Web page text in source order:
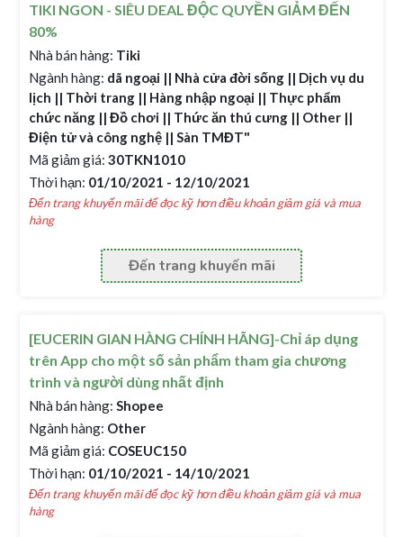
TIKI NGON - SIÊU DEAL ĐỘC QUYỀN GIẢM ĐẾN
80%
Nhà bán hàng: Tiki
Ngành hàng: dã ngoại || Nhà cửa đời sống || Dịch vụ du
lịch || Thời trang || Hàng nhập ngoại || Thực phẩm
chức năng || Đồ chơi || Thức ăn thú cưng || Other ||
Điện tử và công nghệ || Sàn TMĐT"
Mã giảm giá: 30TKN1010
Thời hạn: 01/10/2021 - 12/10/2021
Đến trang khuyến mãi để đọc kỹ hơn điều khoản giảm giá và mua
hàng
Đến trang khuyến mãi
[EUCERIN GIAN HÀNG CHÍNH HÃNG]-Chỉ áp dụng
trên App cho một số sản phẩm tham gia chương
trình và người dùng nhất định
Nhà bán hàng: Shopee
Ngành hàng: Other
Mã giảm giá: COSEUC150
Thời hạn: 01/10/2021 - 14/10/2021
Đến trang khuyến mãi để đọc kỹ hơn điều khoản giảm giá và mua
hàng